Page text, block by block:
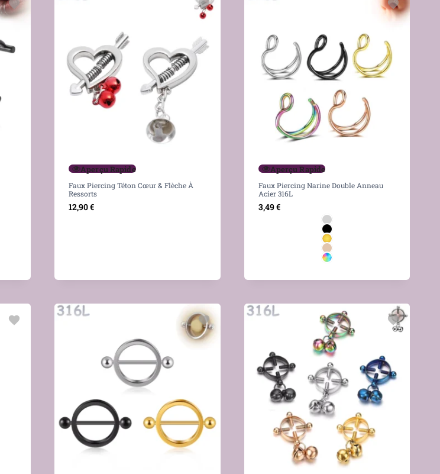
Aperçu Rapide
Faux Piercing Téton Cœur & Flèche À
Ressorts
12,90€
Aperçu Rapide
Faux Piercing Narine Double Anneau
Acier 316L
3,49€